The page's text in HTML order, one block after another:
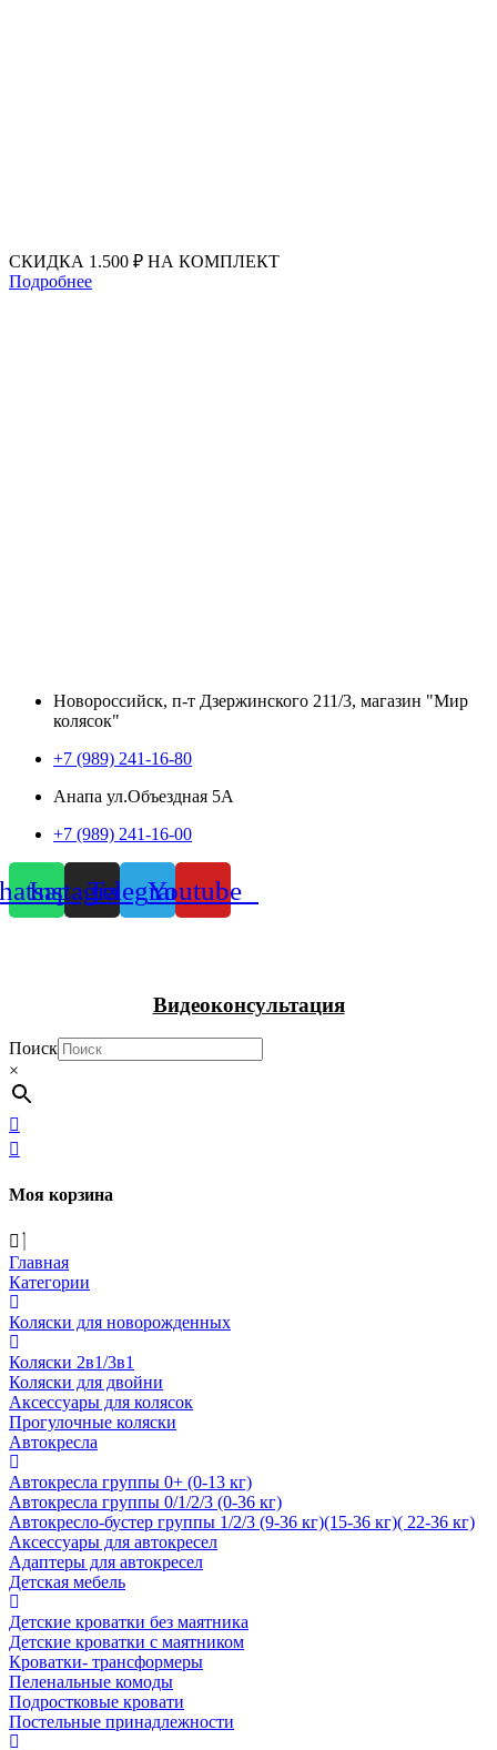
СКИДКА 1.500 ₽ НА КОМПЛЕКТ
Подробнее
Новороссийск, п-т Дзержинского 211/3, магазин "Мир
колясок"
+7 (989) 241-16-80
Анапа ул.Объездная 5А
+7 (989) 241-16-00
InstagramTelegramYoutube
Видеоконсультация
Поиск
×
Моя корзина
Главная
Категории
Коляски для новорожденных
Коляски 2в1/3в1
Коляски для двойни
Аксессуары для колясок
Прогулочные коляски
Автокресла
Автокресла группы 0+ (0-13 кг)
Автокресла группы 0/1/2/3 (0-36 кг)
Автокресло-бустер группы 1/2/3 (9-36 кг)(15-36 кг)( 22-36 кг)
Аксессуары для автокресел
Адаптеры для автокресел
Детская мебель
Детские кроватки без маятника
Детские кроватки с маятником
Кроватки- трансформеры
Пеленальные комоды
Подростковые кровати
Постельные принадлежности